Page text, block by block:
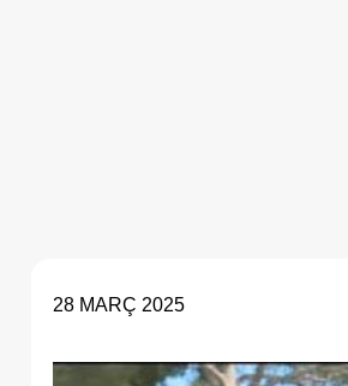
28 MARÇ 2025